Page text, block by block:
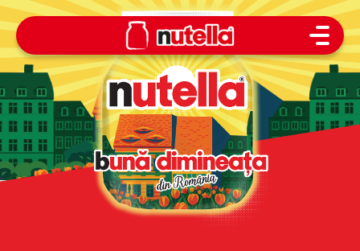
ne
Urmărește-ne
Urmărește-
L
a
s
ă
-
t
e
i
n
s
p
i
r
a
t